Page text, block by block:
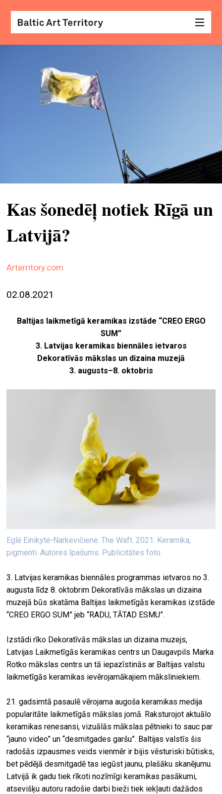
Kas šonedēļ notiek Rīgā un
Latvijā?
Arterritory.com
02.08.2021
Baltijas laikmetīgā keramikas izstāde “CREO ERGO
SUM”
3. Latvijas keramikas biennāles ietvaros
Dekoratīvās mākslas un dizaina muzejā
3. augusts–8. oktobris
Eglė Einikytė-Narkevičienė. The Waft. 2021. Keramika,
pigmenti. Autores īpašums. Publicitātes foto
3. Latvijas keramikas biennāles programmas ietvaros no 3.
augusta līdz 8. oktobrim Dekoratīvās mākslas un dizaina
muzejā būs skatāma Baltijas laikmetīgās keramikas izstāde
“CREO ERGO SUM” jeb “RADU, TĀTAD ESMU”.
Izstādi rīko Dekoratīvās mākslas un dizaina muzejs,
Latvijas Laikmetīgās keramikas centrs un Daugavpils Marka
Rotko mākslas centrs un tā iepazīstinās ar Baltijas valstu
laikmetīgās keramikas ievērojamākajiem māksliniekiem.
21. gadsimtā pasaulē vērojama augoša keramikas medija
popularitāte laikmetīgās mākslas jomā. Raksturojot aktuālo
keramikas renesansi, vizuālās mākslas pētnieki to sauc par
“jauno video” un “desmitgades garšu”. Baltijas valstīs šis
radošās izpausmes veids vienmēr ir bijis vēsturiski būtisks,
bet pēdējā desmitgadē tas iegūst jaunu, plašāku skanējumu.
Latvijā ik gadu tiek rīkoti nozīmīgi keramikas pasākumi,
atsevišķu autoru radošie darbi bieži tiek iekļauti dažādos